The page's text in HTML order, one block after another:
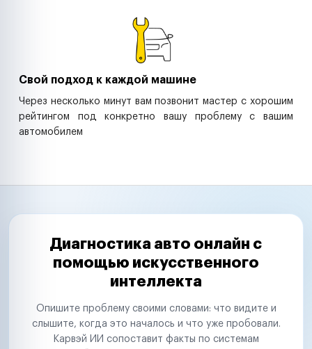
Свой подход к каждой машине
Через несколько минут вам позвонит мастер с хорошим
рейтингом под конкретно вашу проблему с вашим
автомобилем
Диагностика авто онлайн с
помощью искусственного
интеллекта
Опишите проблему своими словами: что видите и
слышите, когда это началось и что уже пробовали.
Карвэй ИИ сопоставит факты по системам